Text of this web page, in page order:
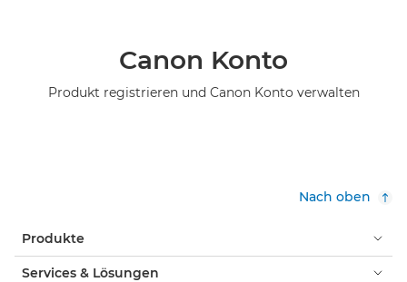
Canon Konto
Produkt registrieren und Canon Konto verwalten
Nach oben
Produkte
Services & Lösungen